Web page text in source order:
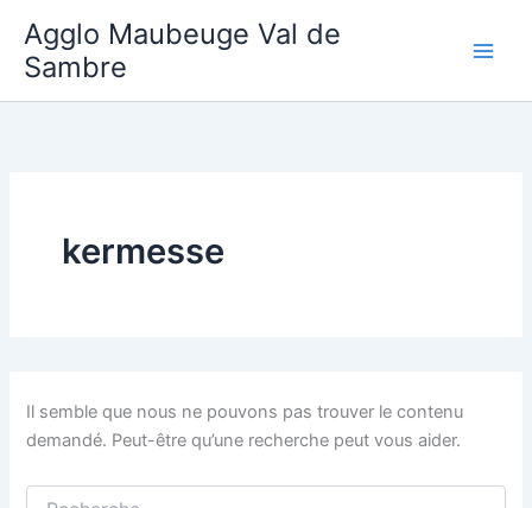
contenu
Agglo Maubeuge Val de
Sambre
kermesse
Il semble que nous ne pouvons pas trouver le contenu
demandé. Peut-être qu’une recherche peut vous aider.
Rechercher :